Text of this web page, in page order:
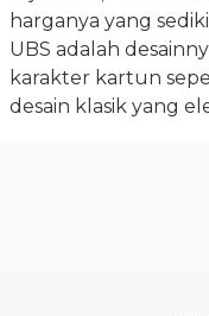
harganya yang
UBS adalah
karakter kartun
desain klasik yang